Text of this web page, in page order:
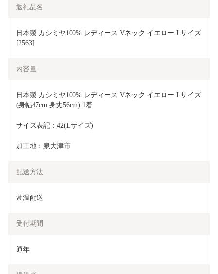
返礼品名
日本製 カシミヤ100% レディース Vネック イエロー Lサイズ
[2563]
内容量
日本製 カシミヤ100% レディース Vネック イエロー Lサイズ
(身幅47cm 身丈56cm) 1着
サイズ表記：42(Lサイズ)
加工地：泉大津市
配送方法
常温配送
受付期間
通年